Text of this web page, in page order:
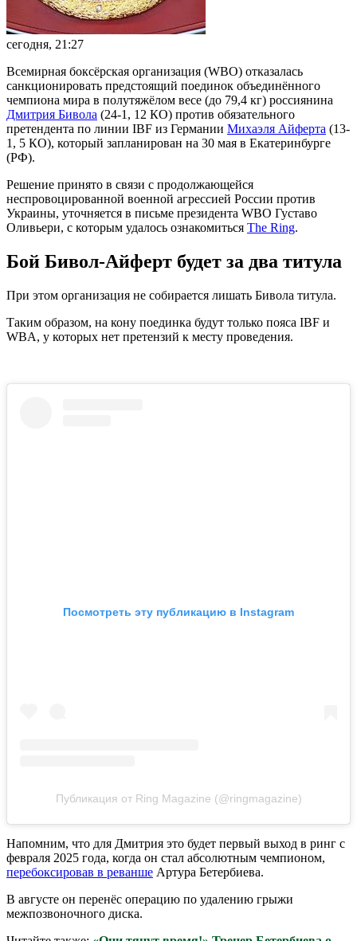
сегодня, 21:27
Всемирная боксёрская организация (WBO) отказалась
санкционировать предстоящий поединок объединённого
чемпиона мира в полутяжёлом весе (до 79,4 кг) россиянина
Дмитрия Бивола (24-1, 12 КО) против обязательного
претендента по линии IBF из Германии Михаэля Айферта (13-
1, 5 КО), который запланирован на 30 мая в Екатеринбурге
(РФ).
Решение принято в связи с продолжающейся
неспровоцированной военной агрессией России против
Украины, уточняется в письме президента WBO Густаво
Оливьери, с которым удалось ознакомиться The Ring.
Бой Бивол-Айферт будет за два титула
При этом организация не собирается лишать Бивола титула.
Таким образом, на кону поединка будут только пояса IBF и
WBA, у которых нет претензий к месту проведения.
Посмотреть эту публикацию в Instagram
Публикация от Ring Magazine (@ringmagazine)
Напомним, что для Дмитрия это будет первый выход в ринг с
февраля 2025 года, когда он стал абсолютным чемпионом,
перебоксировав в реванше Артура Бетербиева.
В августе он перенёс операцию по удалению грыжи
межпозвоночного диска.